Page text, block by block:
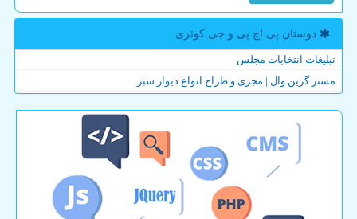
دوستان پی اچ پی و جی كوئری
تبلیغات انتخابات مجلس
مستر گرین وال | مجری و طراح انواع دیوار سبز